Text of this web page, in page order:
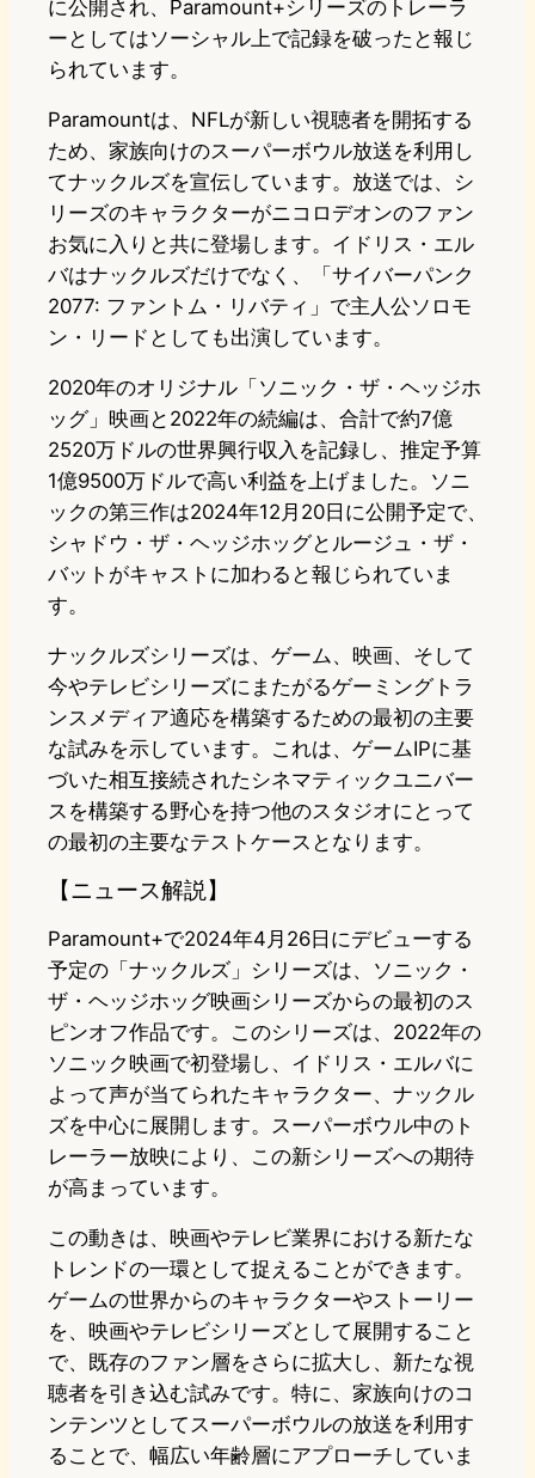
に公開され、Paramount+シリーズのトレーラ
ーとしてはソーシャル上で記録を破ったと報じ
られています。
Paramountは、NFLが新しい視聴者を開拓する
ため、家族向けのスーパーボウル放送を利用し
てナックルズを宣伝しています。放送では、シ
リーズのキャラクターがニコロデオンのファン
お気に入りと共に登場します。イドリス・エル
バはナックルズだけでなく、「サイバーパンク
2077: ファントム・リバティ」で主人公ソロモ
ン・リードとしても出演しています。
2020年のオリジナル「ソニック・ザ・ヘッジホ
ッグ」映画と2022年の続編は、合計で約7億
2520万ドルの世界興行収入を記録し、推定予算
1億9500万ドルで高い利益を上げました。ソニ
ックの第三作は2024年12月20日に公開予定で、
シャドウ・ザ・ヘッジホッグとルージュ・ザ・
バットがキャストに加わると報じられていま
す。
ナックルズシリーズは、ゲーム、映画、そして
今やテレビシリーズにまたがるゲーミングトラ
ンスメディア適応を構築するための最初の主要
な試みを示しています。これは、ゲームIPに基
づいた相互接続されたシネマティックユニバー
スを構築する野心を持つ他のスタジオにとって
の最初の主要なテストケースとなります。
【ニュース解説】
Paramount+で2024年4月26日にデビューする
予定の「ナックルズ」シリーズは、ソニック・
ザ・ヘッジホッグ映画シリーズからの最初のス
ピンオフ作品です。このシリーズは、2022年の
ソニック映画で初登場し、イドリス・エルバに
よって声が当てられたキャラクター、ナックル
ズを中心に展開します。スーパーボウル中のト
レーラー放映により、この新シリーズへの期待
が高まっています。
この動きは、映画やテレビ業界における新たな
トレンドの一環として捉えることができます。
ゲームの世界からのキャラクターやストーリー
を、映画やテレビシリーズとして展開すること
で、既存のファン層をさらに拡大し、新たな視
聴者を引き込む試みです。特に、家族向けのコ
ンテンツとしてスーパーボウルの放送を利用す
ることで、幅広い年齢層にアプローチしていま